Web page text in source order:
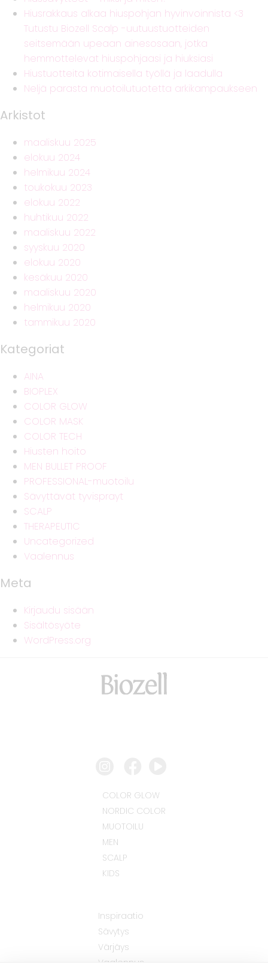
Hiusrakkaus alkaa hiuspohjan hyvinvoinnista <3
Tutustu Biozell Scalp -uutuustuotteiden
seitsemään upeaan ainesosaan, jotka
hemmottelevat hiuspohjaasi ja hiuksiasi
Hiustuotteita kotimaisella työllä ja laadulla
Neljä parasta muotoilutuotetta arkikampaukseen
Arkistot
maaliskuu 2025
elokuu 2024
helmikuu 2024
toukokuu 2023
elokuu 2022
huhtikuu 2022
maaliskuu 2022
syyskuu 2020
elokuu 2020
kesäkuu 2020
maaliskuu 2020
helmikuu 2020
tammikuu 2020
Kategoriat
AINA
BIOPLEX
COLOR GLOW
COLOR MASK
COLOR TECH
Hiusten hoito
MEN BULLET PROOF
PROFESSIONAL-muotoilu
Sävyttävät tyvisprayt
SCALP
THERAPEUTIC
Uncategorized
Vaalennus
Meta
Kirjaudu sisään
Sisältösyöte
WordPress.org
COLOR GLOW
NORDIC COLOR
MUOTOILU
MEN
SCALP
KIDS
Inspiraatio
Sävytys
Värjäys
Vaalennus